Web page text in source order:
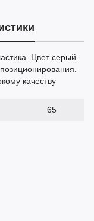
Цвет серый.
качеству
65